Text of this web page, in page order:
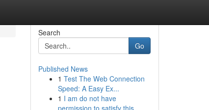
Search
Go
Published News
1 Test The Web Connection
Speed: A Easy Ex...
1 I am do not have
permission to satisfy this .